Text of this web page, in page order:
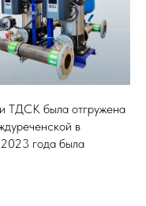
ТДСК была отгружена
в
года была